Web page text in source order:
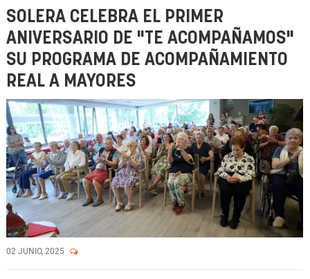
SOLERA CELEBRA EL PRIMER
ANIVERSARIO DE "TE ACOMPAÑAMOS"
SU PROGRAMA DE ACOMPAÑAMIENTO
REAL A MAYORES
02 JUNIO, 2025